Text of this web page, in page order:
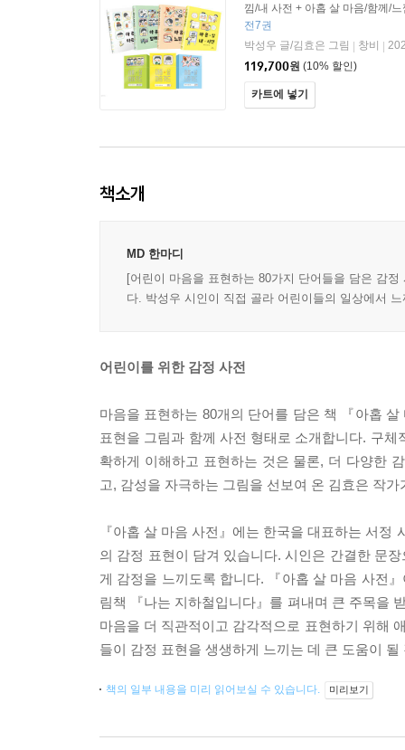
낌/내 사전 + 아홉 살 마음/함께/
전7권
박성우 글/김효은 그림
창비
119,700원 (10% 할인)
카트에 넣기
책소개
MD 한마디
[어린이 마음을 표현하는 80가지 단어들을 담은 감
다. 박성우 시인이 직접 골라 어린이들의 일상에서
어린이를 위한 감정 사전
마음을 표현하는 80개의 단어를 담은 책 『아홉
표현을 그림과 함께 사전 형태로 소개합니다. 구
확하게 이해하고 표현하는 것은 물론, 더 다양한
고, 감성을 자극하는 그림을 선보여 온 김효은 작
『아홉 살 마음 사전』에는 한국을 대표하는 서
의 감정 표현이 담겨 있습니다. 시인은 간결한 문
게 감정을 느끼도록 합니다. 『아홉 살 마음 사전
림책 『나는 지하철입니다』를 펴내며 큰 주목을
마음을 더 직관적이고 감각적으로 표현하기 위해
들이 감정 표현을 생생하게 느끼는 데 큰 도움이 될
책의 일부 내용을 미리 읽어보실 수 있습니다. 미리보기